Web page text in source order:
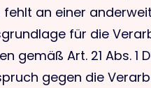
fehlt an einer
für die
gemäß Art. 21 Abs. 1
gegen die